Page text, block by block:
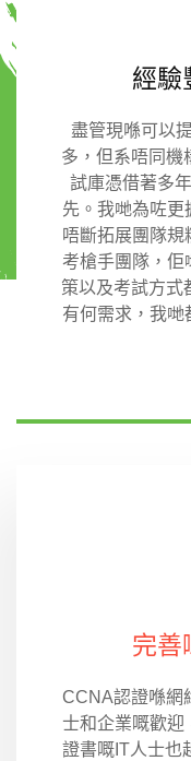
經驗
盡管現喺可以
多，但系唔同機
試庫憑借著多
先。我哋為咗更
唔斷拓展團隊
考槍手團隊，佢
策以及考試方式
有何需求，我
完善
CCNA認證喺網
士和企業嘅歡迎
證書嘅IT人士也